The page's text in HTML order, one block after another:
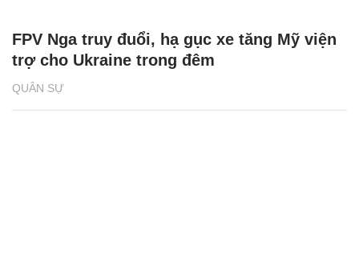
QUÂN SỰ
FPV Nga truy đuổi, hạ gục xe tăng Mỹ viện
trợ cho Ukraine trong đêm